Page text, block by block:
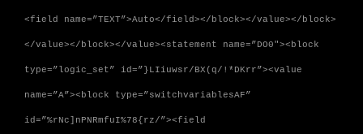
<field name=”TEXT”>Auto</field></block></value></block>
</value></block></value><statement name=”DO0″><block
type=”logic_set” id=”}LIiuwsr/BX(q/!*DKrr”><value
name=”A”><block type=”switchvariablesAF”
id=”%rNc]nPNRmfuI%78{rz/”><field